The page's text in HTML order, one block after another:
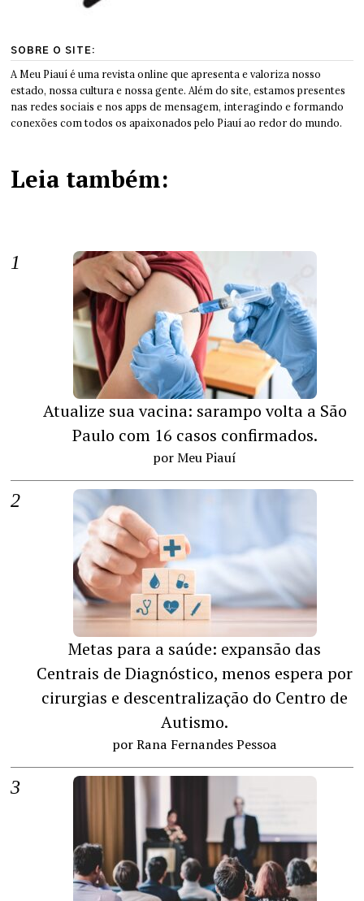
SOBRE O SITE:
A Meu Piauí é uma revista online que apresenta e valoriza nosso
estado, nossa cultura e nossa gente. Além do site, estamos presentes
nas redes sociais e nos apps de mensagem, interagindo e formando
conexões com todos os apaixonados pelo Piauí ao redor do mundo.
Leia também:
Atualize sua vacina: sarampo volta a São
Paulo com 16 casos confirmados.
por Meu Piauí
Metas para a saúde: expansão das
Centrais de Diagnóstico, menos espera por
cirurgias e descentralização do Centro de
Autismo.
por Rana Fernandes Pessoa